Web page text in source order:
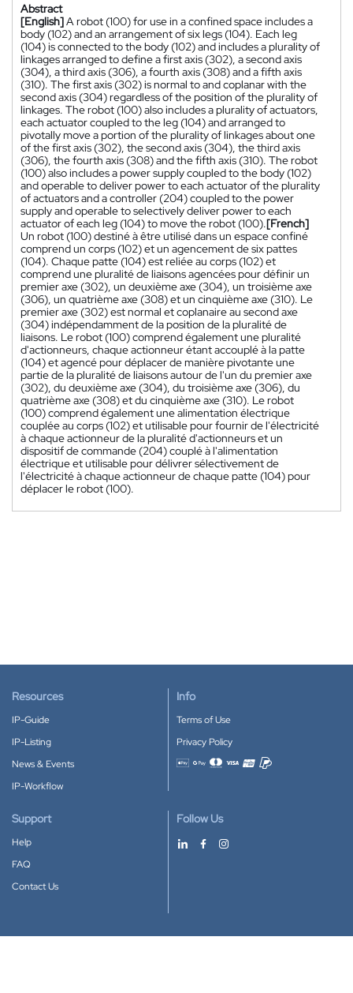
Abstract
[English]A robot (100) for use in a confined space includes a
body (102) and an arrangement of six legs (104). Each leg
(104) is connected to the body (102) and includes a plurality of
linkages arranged to define a first axis (302), a second axis
(304), a third axis (306), a fourth axis (308) and a fifth axis
(310). The first axis (302) is normal to and coplanar with the
second axis (304) regardless of the position of the plurality of
linkages. The robot (100) also includes a plurality of actuators,
each actuator coupled to the leg (104) and arranged to
pivotally move a portion of the plurality of linkages about one
of the first axis (302), the second axis (304), the third axis
(306), the fourth axis (308) and the fifth axis (310). The robot
(100) also includes a power supply coupled to the body (102)
and operable to deliver power to each actuator of the plurality
of actuators and a controller (204) coupled to the power
supply and operable to selectively deliver power to each
actuator of each leg (104) to move the robot (100).[French]
Un robot (100) destiné à être utilisé dans un espace confiné
comprend un corps (102) et un agencement de six pattes
(104). Chaque patte (104) est reliée au corps (102) et
comprend une pluralité de liaisons agencées pour définir un
premier axe (302), un deuxième axe (304), un troisième axe
(306), un quatrième axe (308) et un cinquième axe (310). Le
premier axe (302) est normal et coplanaire au second axe
(304) indépendamment de la position de la pluralité de
liaisons. Le robot (100) comprend également une pluralité
d'actionneurs, chaque actionneur étant accouplé à la patte
(104) et agencé pour déplacer de manière pivotante une
partie de la pluralité de liaisons autour de l'un du premier axe
(302), du deuxième axe (304), du troisième axe (306), du
quatrième axe (308) et du cinquième axe (310). Le robot
(100) comprend également une alimentation électrique
couplée au corps (102) et utilisable pour fournir de l'électricité
à chaque actionneur de la pluralité d'actionneurs et un
dispositif de commande (204) couplé à l'alimentation
électrique et utilisable pour délivrer sélectivement de
l'électricité à chaque actionneur de chaque patte (104) pour
déplacer le robot (100).
Resources
IP-Guide
IP-Listing
News & Events
IP-Workflow
Info
Terms of Use
Privacy Policy
Accepted payment methods
Support
Help
FAQ
Contact Us
Follow Us